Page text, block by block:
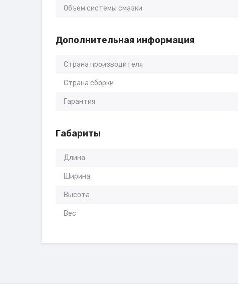
Объем системы смазки
Дополнительная информация
Страна производителя
Страна сборки
Гарантия
Габариты
Длина
Ширина
Высота
Вес